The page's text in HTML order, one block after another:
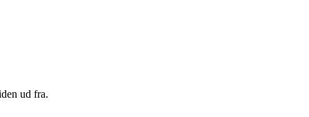
ud fra.